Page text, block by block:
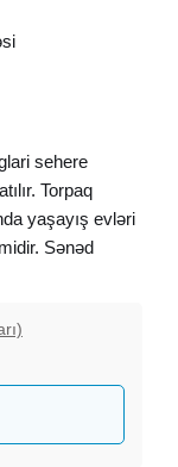
sehere
Torpaq
yaşayış evləri
Sənəd